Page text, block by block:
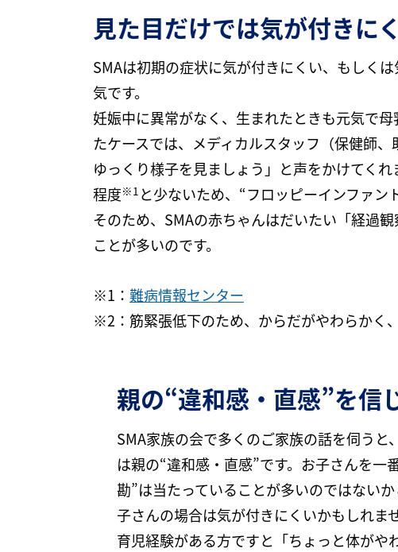
見た目だけでは気が付きに
SMAは初期の症状に気が付きにくい、もしく
気です。
妊娠中に異常がなく、生まれたときも元気で
たケースでは、メディカルスタッフ（保健師
ゆっくり様子を見ましょう」と声をかけてく
程度※1 と少ないため、“フロッピーインファン
そのため、SMAの赤ちゃんはだいたい「経過
ことが多いのです。
※1： 難病情報センター
※2：筋緊張低下のため、からだがやわらかく
親の“違和感・直感”を信
SMA家族の会で多くのご家族の話を伺うと
は親の“違和感・直感”です。お子さんを一
勘”は当たっていることが多いのではない
子さんの場合は気が付きにくいかもしれま
育児経験がある方ですと「ちょっと体がや